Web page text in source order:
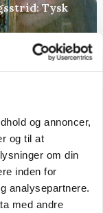
og annoncer,
og til at
om din
inden for
analysepartnere.
med andre
Tysk